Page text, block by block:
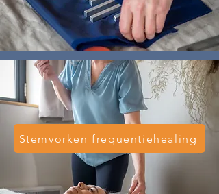
Stemvorken frequentiehealing